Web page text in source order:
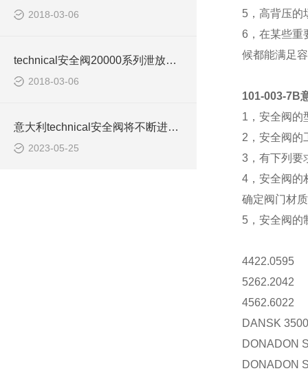
2018-03-06
technical安全阀20000系列泄放阀技术参数
2018-03-06
意大利technical安全阀将不断进行更新和改进以适应不断变化的需求
2023-05-25
5，高背压的
6，在某些重
候都能满足
101-003-7B
1，安全阀的
2，安全阀的
3，有下列要
4，安全阀的
确定阀门材
5，安全阀的
4422.0595
5262.2042
4562.6022
DANSK 3500
DONADON
DONADON